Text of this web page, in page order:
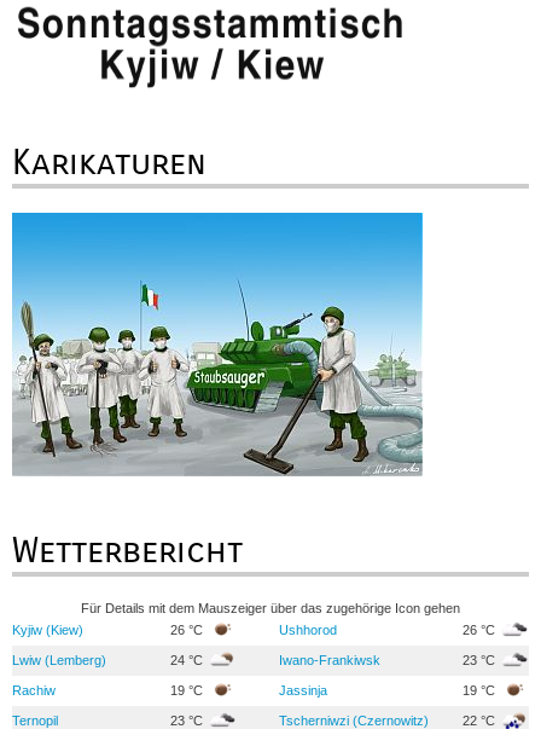
Karikaturen
Wetterbericht
Für Details mit dem Mauszeiger über das zugehörige Icon gehen
Kyjiw (Kiew)
26 °C Ushhorod 26 °C
Lwiw (Lemberg) 24 °C Iwano-Frankiwsk 23 °C
Rachiw 19 °C Jassinja 19 °C
Ternopil 23 °C Tscherniwzi (Czernowitz) 22 °C